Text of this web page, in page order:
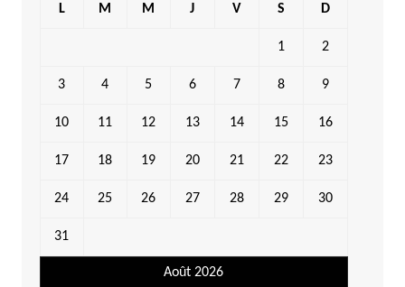
Août 2026
L M M J V S D
1 2
3 4 5 6 7 8 9
10 11 12 13 14 15 16
17 18 19 20 21 22 23
24 25 26 27 28 29 30
31